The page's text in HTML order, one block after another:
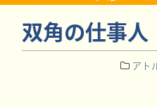
双角の仕事
アト